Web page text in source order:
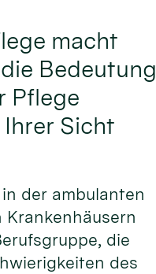
macht
Bedeutung
Pflege
Sicht
der ambulanten
die
des